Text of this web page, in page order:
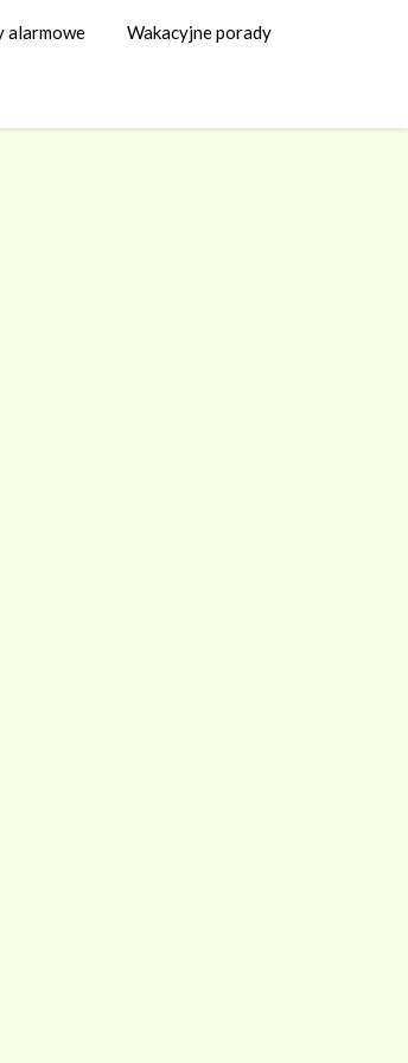
alarmowe Wakacyjne porady